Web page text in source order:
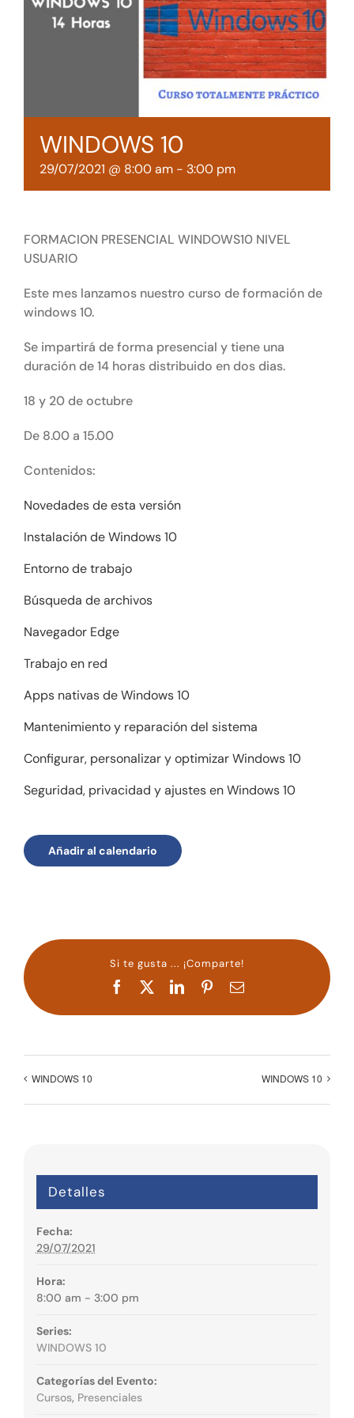
Tienda online
WINDOWS 10
29/07/2021 @ 8:00 am - 3:00 pm
FORMACION PRESENCIAL WINDOWS10 NIVEL
USUARIO
Este mes lanzamos nuestro curso de formación de
windows 10.
Se impartirá de forma presencial y tiene una
duración de 14 horas distribuido en dos dias.
18 y 20 de octubre
De 8.00 a 15.00
Contenidos:
Novedades de esta versión
Instalación de Windows 10
Entorno de trabajo
Búsqueda de archivos
Navegador Edge
Trabajo en red
Apps nativas de Windows 10
Mantenimiento y reparación del sistema
Configurar, personalizar y optimizar Windows 10
Seguridad, privacidad y ajustes en Windows 10
Añadir al calendario
Si te gusta ... ¡Comparte!
Facebook LinkedInPinterestCorreo
WINDOWS 10 WINDOWS 10
Detalles
Fecha:
29/07/2021
Hora:
8:00 am - 3:00 pm
Series:
WINDOWS 10
Categorías del Evento:
Cursos, Presenciales